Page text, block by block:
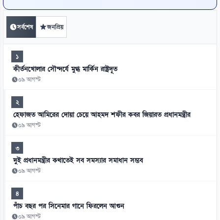
সর্বশেষ জনপ্রিয়
১
কীর্তনখোলার সৌন্দর্যে মুগ্ধ মার্কিন রাষ্ট্রদূত
০৯ আগস্ট
২
হেফাজত আমিরের দোয়া চেয়ে আহমদ শফীর কবর জিয়ারত প্রধানমন্ত্রীর
০৯ আগস্ট
৩
দুই প্রধানমন্ত্রীর কথাতেই সব সমস্যার সমাধান সম্ভব
০৯ আগস্ট
৪
পাঁচ বছর পর সিনেমার গানে ফিরলেন আগুন
০৯ আগস্ট